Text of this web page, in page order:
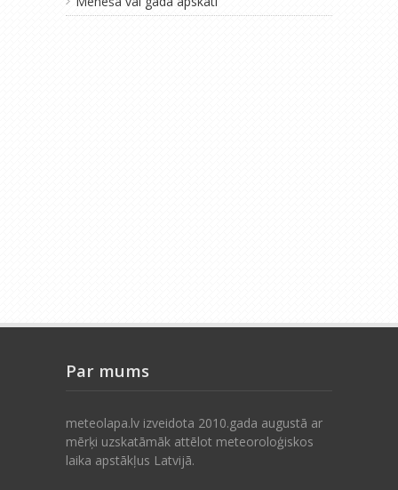
Par mums
meteolapa.lv izveidota 2010.gada augustā ar
mērķi uzskatāmāk attēlot meteoroloģiskos
laika apstākļus Latvijā.